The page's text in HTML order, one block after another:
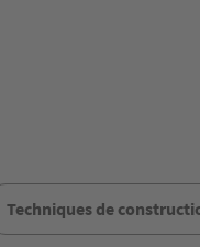
Techniques de